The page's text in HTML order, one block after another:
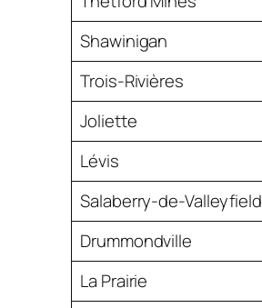
Shawinigan
Trois-Rivières
Joliette
Lévis
Salaberry-de-Valleyfield
Drummondville
La Prairie